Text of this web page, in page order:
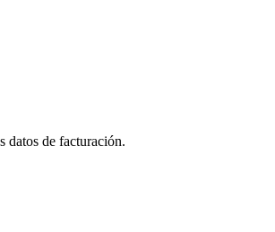
datos de facturación.